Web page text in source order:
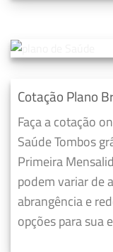
Cotação Plano
Faça a cotação
Saúde Tombos
Primeira
podem variar de
abrangência e
opções para sua